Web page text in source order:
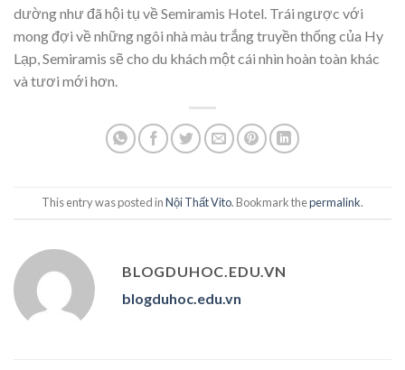
dường như đã hội tụ về Semiramis Hotel. Trái ngược với
mong đợi về những ngôi nhà màu trắng truyền thống của Hy
Lạp, Semiramis sẽ cho du khách một cái nhìn hoàn toàn khác
và tươi mới hơn.
This entry was posted inNội Thất Vito. Bookmark thepermalink.
BLOGDUHOC.EDU.VN
blogduhoc.edu.vn